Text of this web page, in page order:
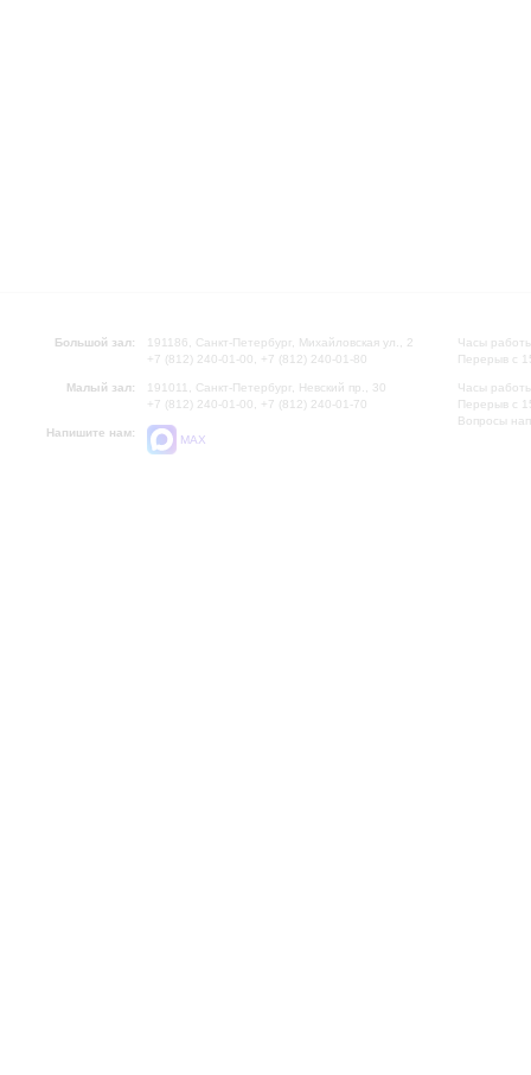
Большой зал:
191186, Санкт-Петербург, Михайловская ул., 2
+7 (812) 240-01-00, +7 (812) 240-01-80
Малый зал:
191011, Санкт-Петербург, Невский пр., 30
+7 (812) 240-01-00, +7 (812) 240-01-70
Напишите нам:
MAX
Часы
Перерыв с
Часы
Перерыв с
Вопросы